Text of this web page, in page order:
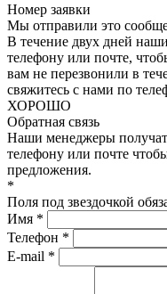
Номер заявки
Мы отправили это
В течение двух дней
телефону или почте,
вам не перезвонили в
свяжитесь с нами по
ХОРОШО
Обратная связь
Наши менеджеры
телефону или почте
предложения.
*
Поля под звездочкой
Имя *
Телефон *
E-mail *